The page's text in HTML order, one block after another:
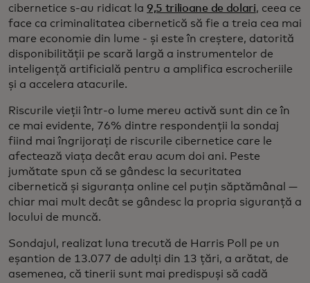
cibernetice s-au ridicat la 9,5 trilioane de dolari, ceea ce
face ca criminalitatea cibernetică să fie a treia cea mai
mare economie din lume - și este în creștere, datorită
disponibilității pe scară largă a instrumentelor de
inteligență artificială pentru a amplifica escrocheriile
și a accelera atacurile.
Riscurile vieții într-o lume mereu activă sunt din ce în
ce mai evidente, 76% dintre respondenții la sondaj
fiind mai îngrijorați de riscurile cibernetice care le
afectează viața decât erau acum doi ani. Peste
jumătate spun că se gândesc la securitatea
cibernetică și siguranța online cel puțin săptămânal —
chiar mai mult decât se gândesc la propria siguranță a
locului de muncă.
Sondajul, realizat luna trecută de Harris Poll pe un
eșantion de 13.077 de adulți din 13 țări, a arătat, de
asemenea, că tinerii sunt mai predispuși să cadă